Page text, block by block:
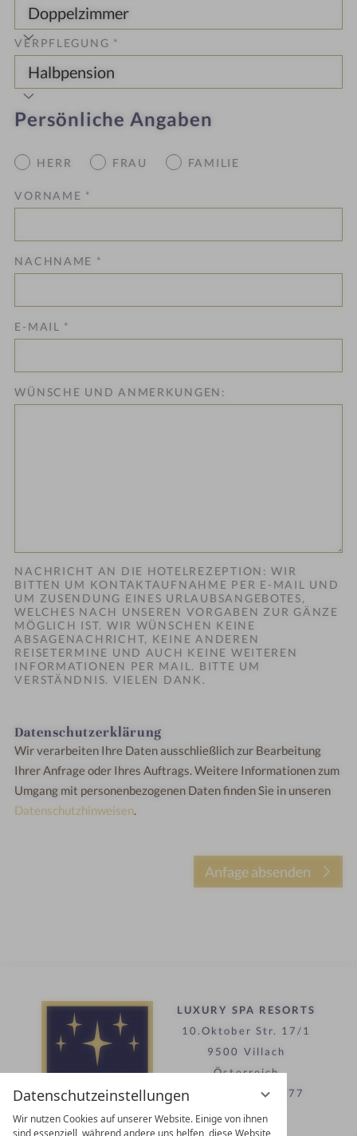
Datenschutzeinstellungen
Wir nutzen Cookies auf unserer Website. Einige von ihnen
sind essenziell, während andere uns helfen, diese Website
VERPFLEGUNG *
Persönliche Angaben
HERR FRAU FAMILIE
VORNAME *
NACHNAME *
E-MAIL *
WÜNSCHE UND ANMERKUNGEN:
NACHRICHT AN DIE HOTELREZEPTION: WIR
BITTEN UM KONTAKTAUFNAHME PER E-MAIL UND
UM ZUSENDUNG EINES URLAUBSANGEBOTES,
WELCHES NACH UNSEREN VORGABEN ZUR GÄNZE
MÖGLICH IST. WIR WÜNSCHEN KEINE
ABSAGENACHRICHT, KEINE ANDEREN
REISETERMINE UND AUCH KEINE WEITEREN
INFORMATIONEN PER MAIL. BITTE UM
VERSTÄNDNIS. VIELEN DANK.
Datenschutzerklärung
Wir verarbeiten Ihre Daten ausschließlich zur Bearbeitung
Ihrer Anfrage oder Ihres Auftrags.Weitere Informationen zum
Umgang mit personenbezogenen Daten finden Sie in unseren
Datenschutzhinweisen.
LUXURY SPA RESORTS
10.Oktober Str. 17/1
9500 Villach
Österreich
T +43 4242 22077